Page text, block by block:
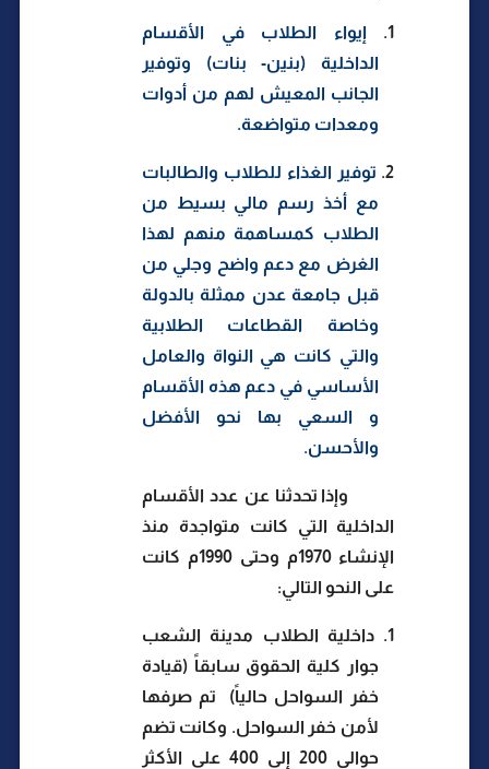
1.
إيواء الطلاب في الأقسام
الداخلية (بنين- بنات) وتوفير
الجانب المعيش لهم من أدوات
ومعدات متواضعة.
2. توفير الغذاء للطلاب والطالبات
مع أخذ رسم مالي بسيط من
الطلاب كمساهمة منهم لهذا
الغرض مع دعم واضح وجلي من
قبل جامعة عدن ممثلة بالدولة
وخاصة القطاعات الطلابية
والتي كانت هي النواة والعامل
الأساسي في دعم هذه الأقسام
و السعي بها نحو الأفضل
والأحسن.
وإذا تحدثنا عن عدد الأقسام
الداخلية التي كانت متواجدة منذ
الإنشاء 1970م وحتى 1990م كانت
على النحو التالي:
1.
داخلية الطلاب مدينة الشعب
جوار كلية الحقوق سابقاً (قيادة
خفر السواحل حالياً)
تم صرفها
لأمن خفر السواحل. وكانت تضم
حوالي 200 إلى 400 على الأكثر